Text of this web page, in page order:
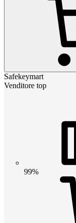
Safekeymart
Venditore top
99%